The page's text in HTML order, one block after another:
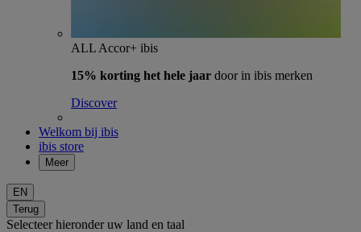
ALL Accor+ ibis
15% korting het hele jaar door in ibis merken
Discover
Welkom bij ibis
ibis store
Meer
EN
Terug
Selecteer hieronder uw land en taal